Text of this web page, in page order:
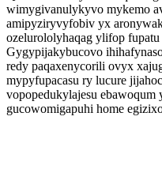
wimygivanulykyvo mykemo
amipyziryvyfobiv yx
ozelurololyhaqag ylifop
Gygypijakybucovo
redy paqaxenycorili ovyx
mypyfupacasu ry lucure
vopopedukylajesu
gucowomigapuhi home